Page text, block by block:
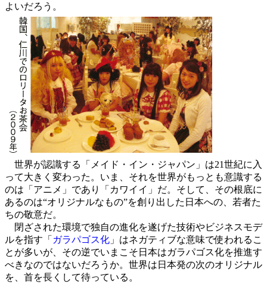
よいだろう。
世界が認識する「メイド・イン・ジャパン」は21世紀に入
って大きく変わった。いま、それを世界がもっとも意識する
のは「アニメ」であり「カワイイ」だ。そして、その根底に
あるのは“オリジナルなもの”を創り出した日本への、若者た
ちの敬意だ。
閉ざされた環境で独自の進化を遂げた技術やビジネスモデ
ルを指す「 ガラパゴス化 」はネガティブな意味で使われるこ
とが多いが、その逆でいまこそ日本はガラパゴス化を推進す
べきなのではないだろうか。世界は日本発の次のオリジナル
を、首を長くして待っている。